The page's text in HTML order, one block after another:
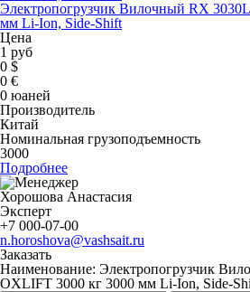
Электропогрузчик Вилочный RX
мм Li-Ion, Side-Shift
Цена
1 руб
0 $
0 €
0 юаней
Производитель
Китай
Номинальная грузоподъемность
3000
Подробнее
Хорошова Анастасия
Эксперт
+7 000-07-00
n.horoshova@vashsait.ru
Заказать
Наименование: Электропогрузчик
OXLIFT 3000 кг 3000 мм Li-Ion, Side-